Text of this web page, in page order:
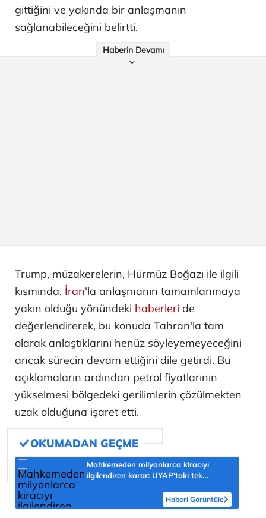
gittiğini ve yakında bir anlaşmanın
sağlanabileceğini belirtti.
Haberin Devamı
Trump, müzakerelerin, Hürmüz Boğazı ile ilgili
kısmında, İran'la anlaşmanın tamamlanmaya
yakın olduğu yönündeki haberleri de
değerlendirerek, bu konuda Tahran'la tam
olarak anlaştıklarını henüz söyleyemeyeceğini
ancak sürecin devam ettiğini dile getirdi. Bu
açıklamaların ardından petrol fiyatlarının
yükselmesi bölgedeki gerilimlerin çözülmekten
uzak olduğuna işaret etti.
Mahkemeden milyonlarca kiracıyı
ilgilendiren karar: UYAP’taki tek
Haberi Görüntüle